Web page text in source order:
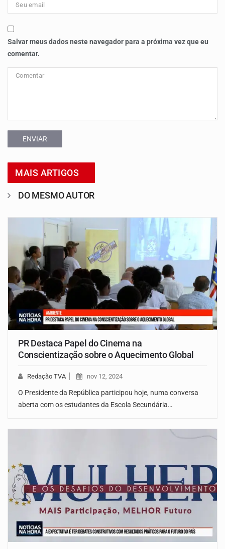
Salvar meus dados neste navegador para a próxima vez que eu
comentar.
ENVIAR
MAIS ARTIGOS
DO MESMO AUTOR
PR Destaca Papel do Cinema na
Conscientização sobre o Aquecimento Global
Redação TVA nov 12, 2024
O Presidente da República participou hoje, numa conversa
aberta com os estudantes da Escola Secundária…